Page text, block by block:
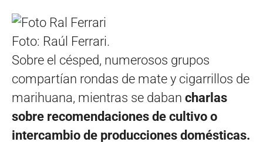
Foto: Raúl Ferrari.
Sobre el césped, numerosos grupos
compartían rondas de mate y cigarrillos de
marihuana, mientras se daban charlas
sobre recomendaciones de cultivo o
intercambio de producciones domésticas.